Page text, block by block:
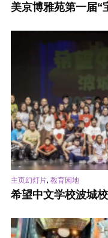
美京博雅苑第一届“
主页幻灯片, 教育园地
希望中文学校波城